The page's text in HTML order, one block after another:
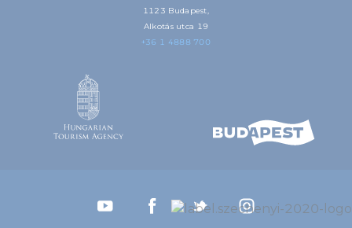
1123 Budapest,
Alkotás utca 19
+36 1 4888 700